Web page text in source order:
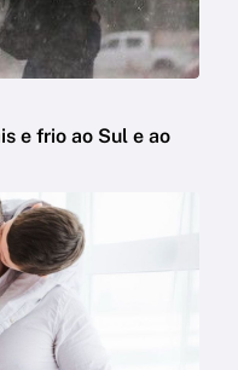
e frio ao Sul e ao